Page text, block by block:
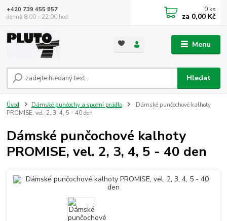
Menu
Hledat
+420 739 455 857
denně 8.00 - 22.00 hod.
0 ks
za 0,00 Kč
Úvod Dámské punčochy a spodní prádlo
Dámské punčochové kalhoty
PROMISE, vel. 2, 3, 4, 5 - 40 den
Dámské punčochové kalhoty
PROMISE, vel. 2, 3, 4, 5 - 40 den